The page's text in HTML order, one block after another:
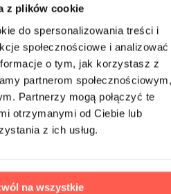
z plików cookie
do spersonalizowania treści i
społecznościowe i analizować
o tym, jak korzystasz z
partnerom społecznościowym,
Partnerzy mogą połączyć te
otrzymanymi od Ciebie lub
z ich usług.
na wszystkie
52,50 zł
Snění o Vánocích
3CD
75,10 zł
Best Of 30 let (2006 -
Part 2